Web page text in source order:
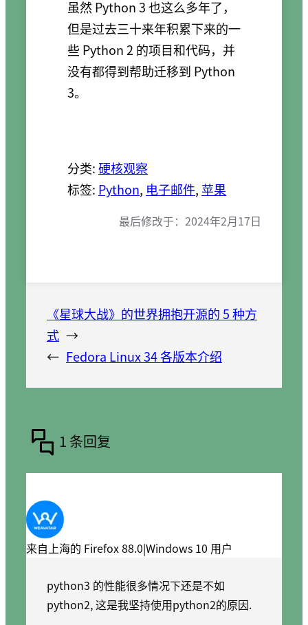
虽然 Python 3 也这么多年了，
但是过去三十来年积累下来的一
些 Python 2 的项目和代码，并
没有都得到帮助迁移到 Python
3。
分类:硬核观察
标签: Python, 电子邮件, 苹果
最后修改于： 2024年2月17日
《星球大战》的世界拥抱开源的 5 种方
式 →
← Fedora Linux 34 各版本介绍
1 条回复
来自上海的 Firefox 88.0|Windows 10 用户
python3 的性能很多情况下还是不如
python2, 这是我坚持使用python2的原因.